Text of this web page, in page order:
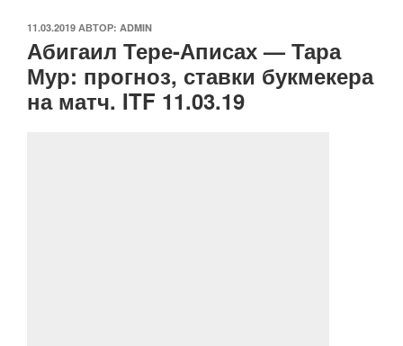
ОПУБЛИКОВАНО
11.03.2019 АВТОР: ADMIN
Абигаил Тере-Аписах — Тара
Мур: прогноз, ставки букмекера
на матч. ITF 11.03.19